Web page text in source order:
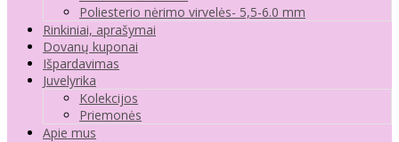
Poliesterio nėrimo virvelės- 5,5-6.0 mm
Rinkiniai, aprašymai
Dovanų kuponai
Išpardavimas
Juvelyrika
Kolekcijos
Priemonės
Apie mus